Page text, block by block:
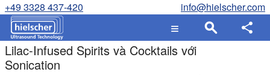
+49 3328 437-420 info@hielscher.com
Lilac-Infused Spirits và Cocktails với
Sonication